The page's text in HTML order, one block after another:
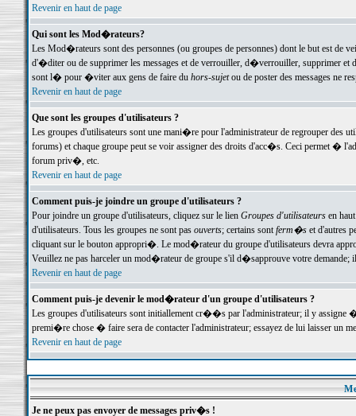
Revenir en haut de page
Qui sont les Mod�rateurs?
Les Mod�rateurs sont des personnes (ou groupes de personnes) dont le but est de
d'�diter ou de supprimer les messages et de verrouiller, d�verrouiller, supprimer
sont l� pour �viter aux gens de faire du hors-sujetou de poster des messages ne
Revenir en haut de page
Que sont les groupes d'utilisateurs ?
Les groupes d'utilisateurs sont une mani�re pour l'administrateur de regrouper des
forums) et chaque groupe peut se voir assigner des droits d'acc�s. Ceci permet
forum priv�, etc.
Revenir en haut de page
Comment puis-je joindre un groupe d'utilisateurs ?
Pour joindre un groupe d'utilisateurs, cliquez sur le lien Groupes d'utilisateursen haut
d'utilisateurs. Tous les groupes ne sont pas ouverts; certains sontferm�set d'autres
cliquant sur le bouton appropri�. Le mod�rateur du groupe d'utilisateurs devra
Veuillez ne pas harceler un mod�rateur de groupe s'il d�sapprouve votre demande;
Revenir en haut de page
Comment puis-je devenir le mod�rateur d'un groupe d'utilisateurs ?
Les groupes d'utilisateurs sont initiallement cr��s par l'administrateur; il y
premi�re chose � faire sera de contacter l'administrateur; essayez de lui laisser un
Revenir en haut de page
Je ne peux pas envoyer de messages priv�s !